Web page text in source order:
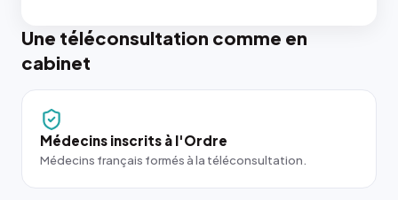
Une téléconsultation comme en
cabinet
Médecins inscrits à l'Ordre
Médecins français formés à la téléconsultation.